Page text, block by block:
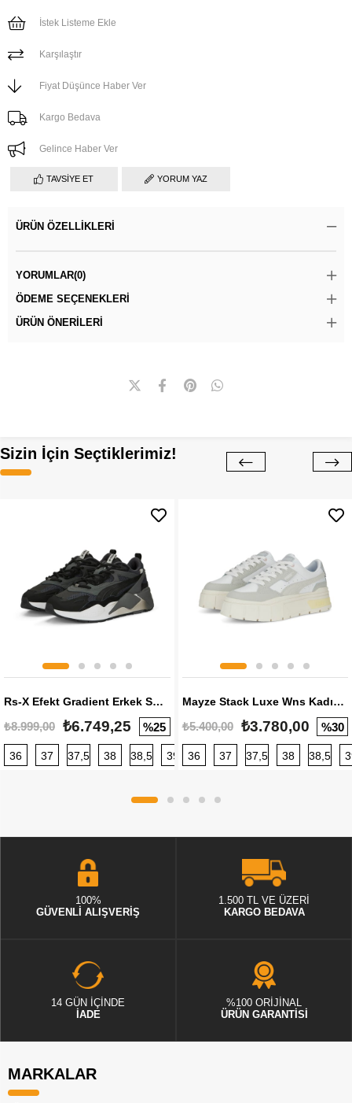
İstek Listeme Ekle
Karşılaştır
Fiyat Düşünce Haber Ver
Kargo Bedava
Gelince Haber Ver
TAVSIYE ET YORUM YAZ
ÜRÜN ÖZELLIKLERI
YORUMLAR(0)
ÖDEME SEÇENEKLERI
ÜRÜN ÖNERILERI
Sizin İçin Seçtiklerimiz!
Rs-X Efekt Gradient Erkek Sneaker
₺8.999,00 ₺6.749,25 %25
36 37 37,5 38 38,5 39 40 40,5 41 42 42,5
Mayze Stack Luxe Wns Kadın Sneaker
₺5.400,00 ₺3.780,00 %30
36 37 37,5 38 38,5
100%
GÜVENLİ ALIŞVERİŞ
1.500 TL VE ÜZERİ
KARGO BEDAVA
14 GÜN İÇİNDE
İADE
%100 ORİJİNAL
ÜRÜN GARANTİSİ
MARKALAR